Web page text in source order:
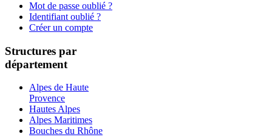
Mot de passe oublié ?
Identifiant oublié ?
Créer un compte
Structures par
département
Alpes de Haute
Provence
Hautes Alpes
Alpes Maritimes
Bouches du Rhône